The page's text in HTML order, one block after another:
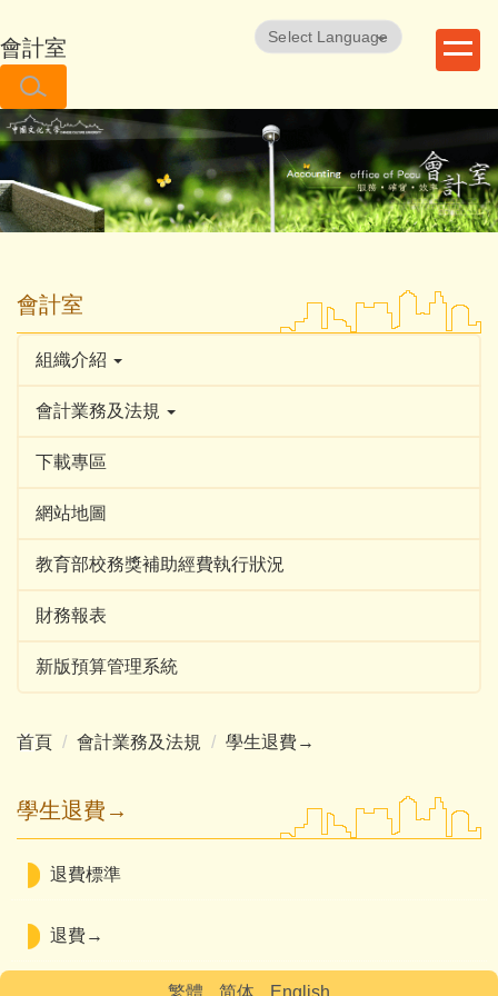
到
主
要
內
容
區
會計室 Translate
會計室
組織介紹
會計業務及法規
下載專區
網站地圖
教育部校務獎補助經費執行狀況
財務報表
新版預算管理系統
首頁 會計業務及法規 學生退費→
學生退費→
退費標準
退費→